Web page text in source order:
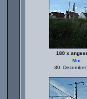
180 x
Mic
30. Dezember